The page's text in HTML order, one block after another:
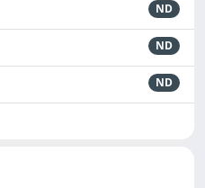
ND
ND
ND